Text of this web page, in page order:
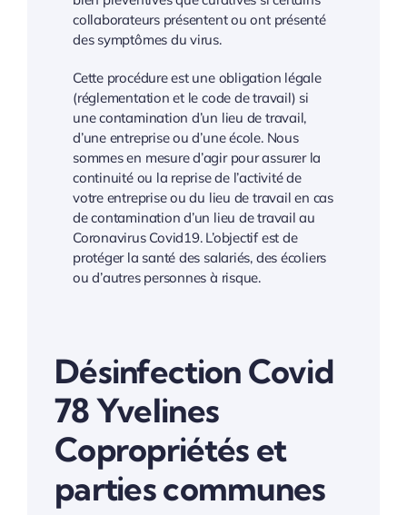
collaborateurs présentent ou ont présenté
des symptômes du virus.
Cette procédure est une obligation légale
(réglementation et le code de travail) si
une contamination d’un lieu de travail,
d’une entreprise ou d’une école. Nous
sommes en mesure d’agir pour assurer la
continuité ou la reprise de l’activité de
votre entreprise ou du lieu de travail en cas
de contamination d’un lieu de travail au
Coronavirus Covid19. L’objectif est de
protéger la santé des salariés, des écoliers
ou d’autres personnes à risque.
Désinfection Covid
78 Yvelines
Copropriétés et
parties communes